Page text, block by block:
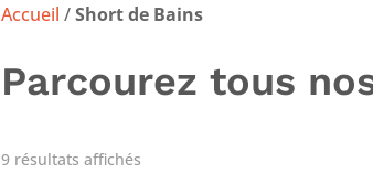
Accueil /Short de Bains
Parcourez tous
9 résultats affichés